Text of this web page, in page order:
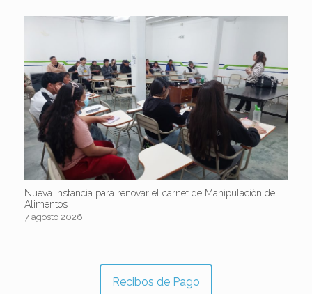
Nueva instancia para renovar el carnet de Manipulación de
Alimentos
7 agosto 2026
Recibos de Pago